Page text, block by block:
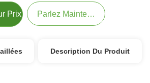
Prix Parlez Maintenant.
Description Du Produit